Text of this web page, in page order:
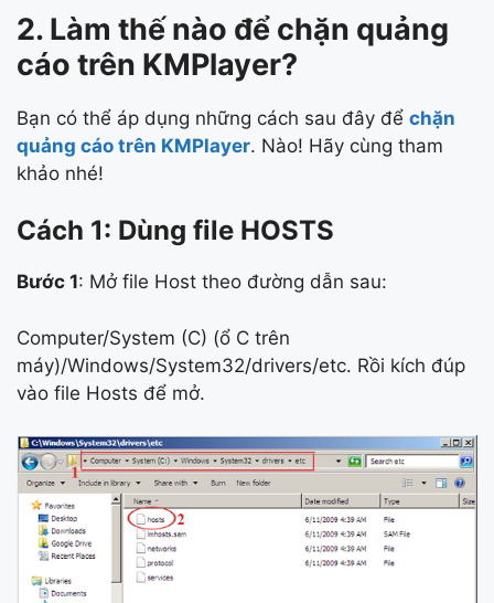
2. Làm thế nào để chặn quảng
cáo trên KMPlayer?
Bạn có thể áp dụng những cách sau đây để chặn
quảng cáo trên KMPlayer. Nào! Hãy cùng tham
khảo nhé!
Cách 1: Dùng file HOSTS
Bước 1: Mở file Host theo đường dẫn sau:
Computer/System (C) (ổ C trên
máy)/Windows/System32/drivers/etc. Rồi kích đúp
vào file Hosts để mở.